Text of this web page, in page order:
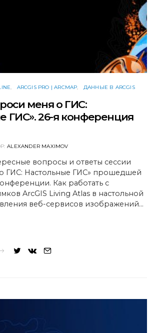
ARCGIS PRO | ARCMAP ДАННЫЕ В ARCGIS
меня о ГИС:
ГИС». 26-я конференция
ALEXANDER MAXIMOV
вопросы и ответы сессии
ГИС: Настольные ГИС» прошедшей
Как работать с
ArcGIS Living Atlas в настольной
веб-сервисов изображений…